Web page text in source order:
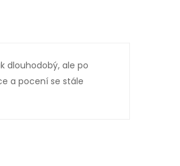
dlouhodobý, ale po
a pocení se stále